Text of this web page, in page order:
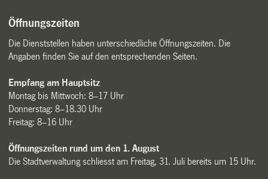
Öffnungszeiten
Die Dienststellen haben unterschiedliche Öffnungszeiten. Die
Angaben finden Sie auf den entsprechenden Seiten.
Empfang am Hauptsitz
Montag bis Mittwoch: 8–17 Uhr
Donnerstag: 8–18.30 Uhr
Freitag: 8–16 Uhr
Öffnungszeiten rund um den 1. August
Die Stadtverwaltung schliesst am Freitag, 31. Juli bereits um 15 Uhr.